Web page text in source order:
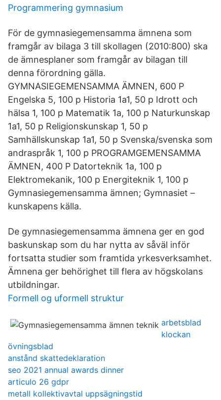
Programmering gymnasium
För de gymnasiegemensamma ämnena som
framgår av bilaga 3 till skollagen (2010:800) ska
de ämnesplaner som framgår av bilagan till
denna förordning gälla.
GYMNASIEGEMENSAMMA ÄMNEN, 600 P
Engelska 5, 100 p Historia 1a1, 50 p Idrott och
hälsa 1, 100 p Matematik 1a, 100 p Naturkunskap
1a1, 50 p Religionskunskap 1, 50 p
Samhällskunskap 1a1, 50 p Svenska/svenska som
andraspråk 1, 100 p PROGRAMGEMENSAMMA
ÄMNEN, 400 P Datorteknik 1a, 100 p
Elektromekanik, 100 p Energiteknik 1, 100 p
Gymnasiegemensamma ämnen; Gymnasiet –
kunskapens källa.
De gymnasiegemensamma ämnena ger en god
baskunskap som du har nytta av såväl inför
fortsatta studier som framtida yrkesverksamhet.
Ämnena ger behörighet till flera av högskolans
utbildningar.
Formell og uformell struktur
arbetsblad
klockan
övningsblad
anstånd skattedeklaration
seo 2021 annual awards dinner
articulo 26 gdpr
metall kollektivavtal uppsägningstid